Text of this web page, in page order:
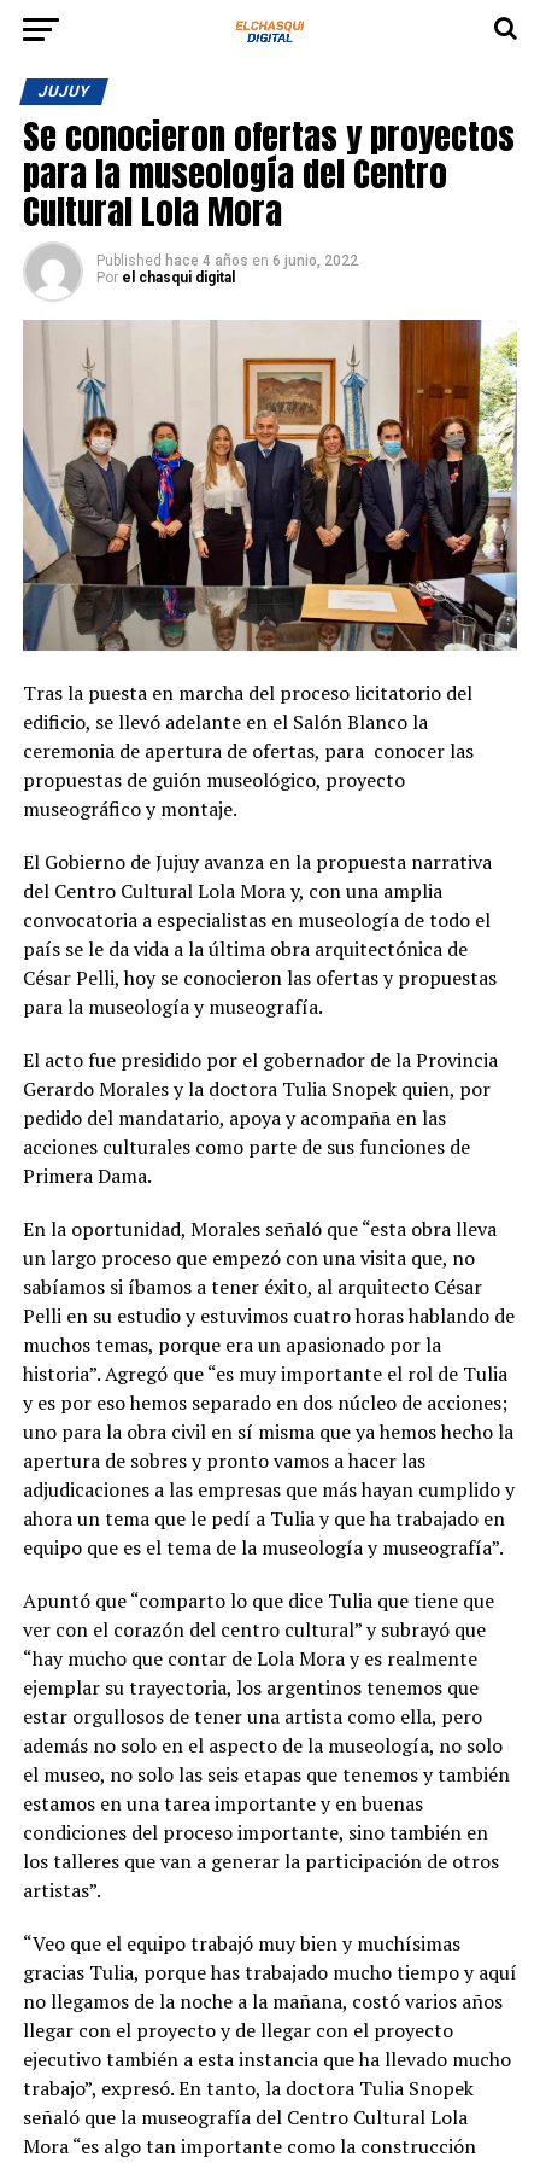
JUJUY
Se conocieron ofertas y proyectos
para la museología del Centro
Cultural Lola Mora
Published hace 4 años en 6 junio, 2022
Por el chasqui digital
Tras la puesta en marcha del proceso licitatorio del
edificio, se llevó adelante en el Salón Blanco la
ceremonia de apertura de ofertas, para conocer las
propuestas de guión museológico, proyecto
museográfico y montaje.
El Gobierno de Jujuy avanza en la propuesta narrativa
del Centro Cultural Lola Mora y, con una amplia
convocatoria a especialistas en museología de todo el
país se le da vida a la última obra arquitectónica de
César Pelli, hoy se conocieron las ofertas y propuestas
para la museología y museografía.
El acto fue presidido por el gobernador de la Provincia
Gerardo Morales y la doctora Tulia Snopek quien, por
pedido del mandatario, apoya y acompaña en las
acciones culturales como parte de sus funciones de
Primera Dama.
En la oportunidad, Morales señaló que “esta obra lleva
un largo proceso que empezó con una visita que, no
sabíamos si íbamos a tener éxito, al arquitecto César
Pelli en su estudio y estuvimos cuatro horas hablando de
muchos temas, porque era un apasionado por la
historia”. Agregó que “es muy importante el rol de Tulia
y es por eso hemos separado en dos núcleo de acciones;
uno para la obra civil en sí misma que ya hemos hecho la
apertura de sobres y pronto vamos a hacer las
adjudicaciones a las empresas que más hayan cumplido y
ahora un tema que le pedí a Tulia y que ha trabajado en
equipo que es el tema de la museología y museografía”.
Apuntó que “comparto lo que dice Tulia que tiene que
ver con el corazón del centro cultural” y subrayó que
“hay mucho que contar de Lola Mora y es realmente
ejemplar su trayectoria, los argentinos tenemos que
estar orgullosos de tener una artista como ella, pero
además no solo en el aspecto de la museología, no solo
el museo, no solo las seis etapas que tenemos y también
estamos en una tarea importante y en buenas
condiciones del proceso importante, sino también en
los talleres que van a generar la participación de otros
artistas”.
“Veo que el equipo trabajó muy bien y muchísimas
gracias Tulia, porque has trabajado mucho tiempo y aquí
no llegamos de la noche a la mañana, costó varios años
llegar con el proyecto y de llegar con el proyecto
ejecutivo también a esta instancia que ha llevado mucho
trabajo”, expresó. En tanto, la doctora Tulia Snopek
señaló que la museografía del Centro Cultural Lola
Mora “es algo tan importante como la construcción